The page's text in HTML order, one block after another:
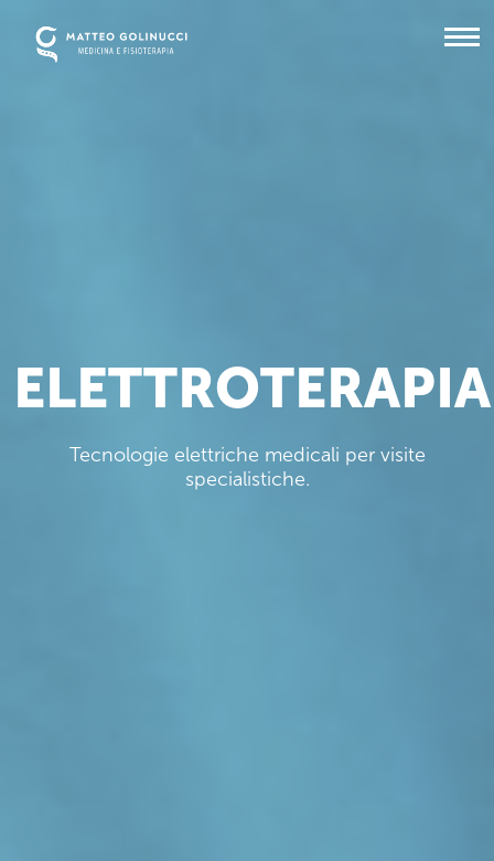
ELETTROTERAPIA
Tecnologie elettriche medicali per visite
specialistiche.